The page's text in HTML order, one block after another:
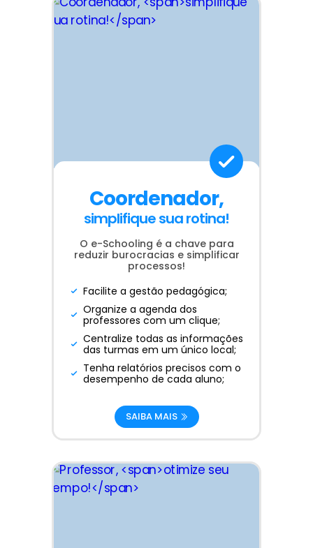
Coordenador,
simplifique sua rotina!
O e-Schooling é a chave para
reduzir burocracias e simplificar
processos!
Facilite a gestão pedagógica;
Organize a agenda dos
professores com um clique;
Centralize todas as informações
das turmas em um único local;
Tenha relatórios precisos com o
desempenho de cada aluno;
SAIBA MAIS